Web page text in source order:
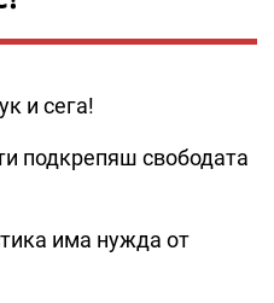
и сега!
подкрепяш свободата
има нужда от